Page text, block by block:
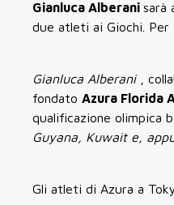
Gianluca Alberani sarà
due atleti ai Giochi.
Gianluca Alberani ,
fondato Azura Florida
qualificazione olimpica
Guyana, Kuwait e,
Gli atleti di Azura a